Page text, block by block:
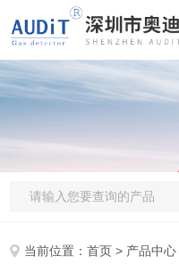
当前位置：首页 > 产品中心